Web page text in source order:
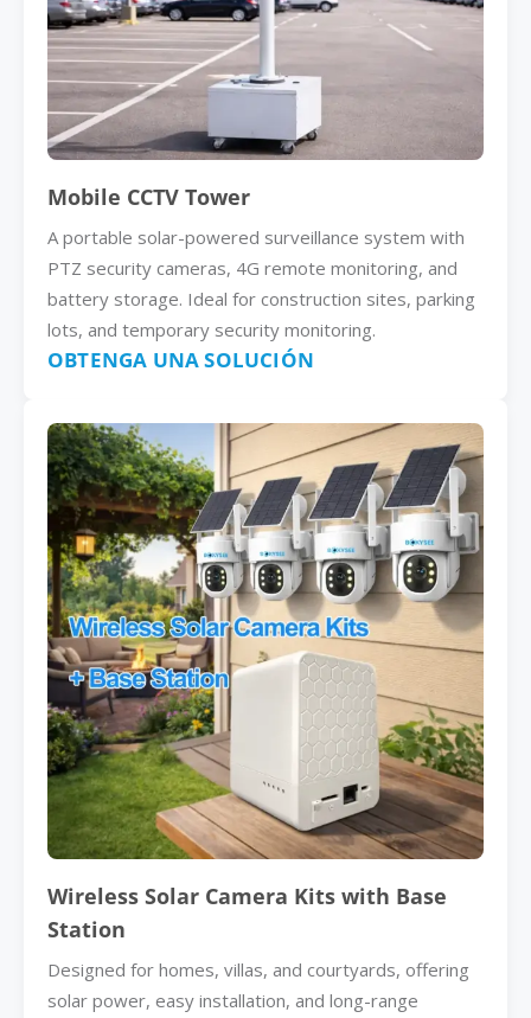
Mobile CCTV Tower
A portable solar-powered surveillance system with
PTZ security cameras, 4G remote monitoring, and
battery storage. Ideal for construction sites, parking
lots, and temporary security monitoring.
OBTENGA UNA SOLUCIÓN
Wireless Solar Camera Kits with Base
Station
Designed for homes, villas, and courtyards, offering
solar power, easy installation, and long-range